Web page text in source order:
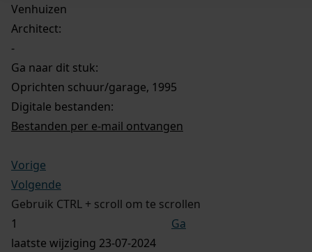
Venhuizen
Architect:
-
Ga naar dit stuk:
Oprichten schuur/garage, 1995
Digitale bestanden:
Bestanden per e-mail ontvangen
Vorige
Volgende
Gebruik CTRL + scroll om te scrollen
Ga
laatste wijziging 23-07-2024